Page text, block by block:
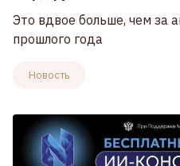
Это вдвое больше, чем за
прошлого года
Новость